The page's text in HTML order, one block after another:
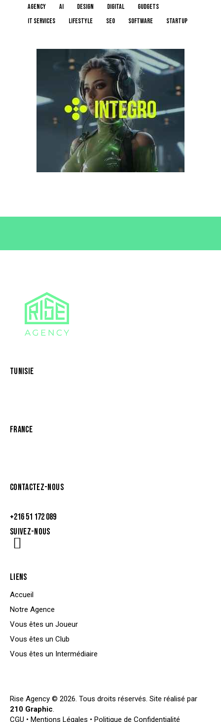
Agency AI Design Digital
Gudgets
IT services
Lifestyle Seo Software Startup
TUNISIE
FRANCE
CONTACTEZ-NOUS
+216 51 172 089
SUIVEZ-NOUS
LIENS
Accueil
Notre Agence
Vous êtes un Joueur
Vous êtes un Club
Vous êtes un Intermédiaire
Rise Agency © 2026. Tous droits réservés. Site réalisé par
210 Graphic.
CGU • Mentions Légales • Politique de Confidentialité